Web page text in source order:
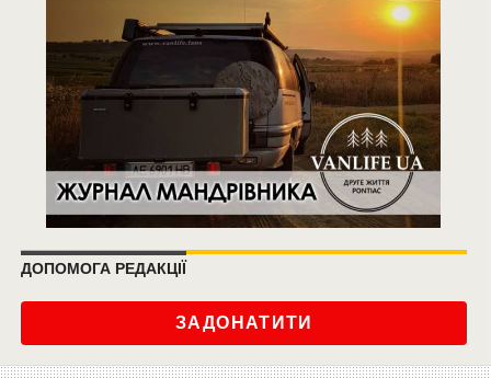
ДОПОМОГА РЕДАКЦІЇ
ЗАДОНАТИТИ